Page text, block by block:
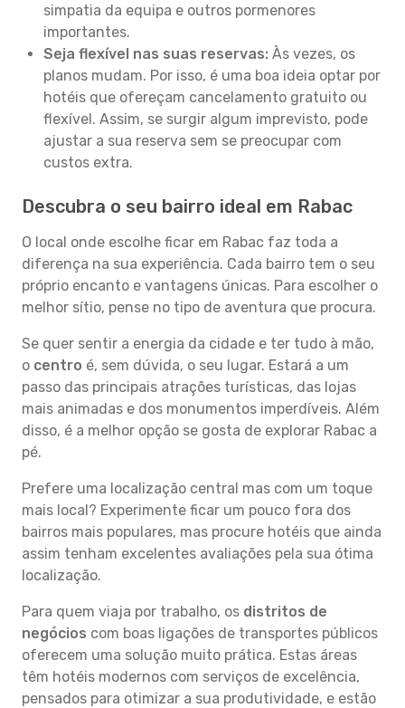
simpatia da equipa e outros pormenores
importantes.
Seja flexível nas suas reservas: Às vezes, os
planos mudam. Por isso, é uma boa ideia optar por
hotéis que ofereçam cancelamento gratuito ou
flexível. Assim, se surgir algum imprevisto, pode
ajustar a sua reserva sem se preocupar com
custos extra.
Descubra o seu bairro ideal em Rabac
O local onde escolhe ficar em Rabac faz toda a
diferença na sua experiência. Cada bairro tem o seu
próprio encanto e vantagens únicas. Para escolher o
melhor sítio, pense no tipo de aventura que procura.
Se quer sentir a energia da cidade e ter tudo à mão,
o centro é, sem dúvida, o seu lugar. Estará a um
passo das principais atrações turísticas, das lojas
mais animadas e dos monumentos imperdíveis. Além
disso, é a melhor opção se gosta de explorar Rabac a
pé.
Prefere uma localização central mas com um toque
mais local? Experimente ficar um pouco fora dos
bairros mais populares, mas procure hotéis que ainda
assim tenham excelentes avaliações pela sua ótima
localização.
Para quem viaja por trabalho, os distritos de
negócios com boas ligações de transportes públicos
oferecem uma solução muito prática. Estas áreas
têm hotéis modernos com serviços de excelência,
pensados para otimizar a sua produtividade, e estão